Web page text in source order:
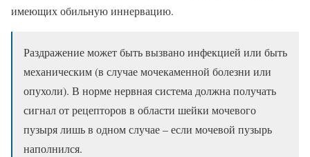
имеющих обильную иннервацию.
Раздражение может быть вызвано инфекцией или быть
механическим (в случае мочекаменной болезни или
опухоли). В норме нервная система должна получать
сигнал от рецепторов в области шейки мочевого
пузыря лишь в одном случае – если мочевой пузырь
наполнился.